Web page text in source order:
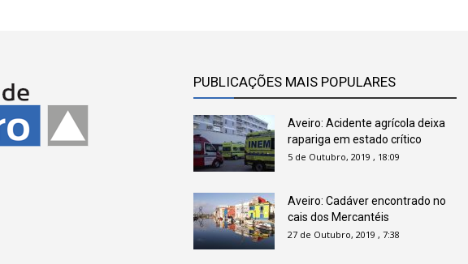
PUBLICAÇÕES MAIS POPULARES
Aveiro: Acidente agrícola deixa
rapariga em estado crítico
5 de Outubro, 2019 , 18:09
Aveiro: Cadáver encontrado no
cais dos Mercantéis
27 de Outubro, 2019 , 7:38